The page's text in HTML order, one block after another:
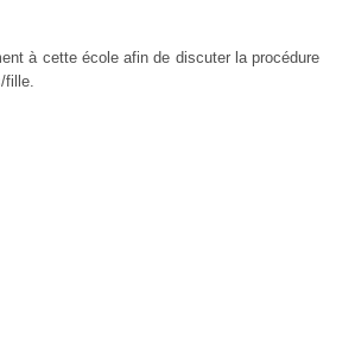
à cette école afin de discuter la procédure
fille.